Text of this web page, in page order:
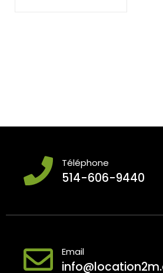
Téléphone
514-606-9440
Email